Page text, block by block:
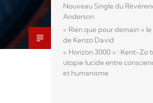
Nouveau Single du
Anderson
« Rien que pour demain »
de Kenzo David
« Horizon 3000 » : Kent-Zo
utopie lucide entre
et humanisme